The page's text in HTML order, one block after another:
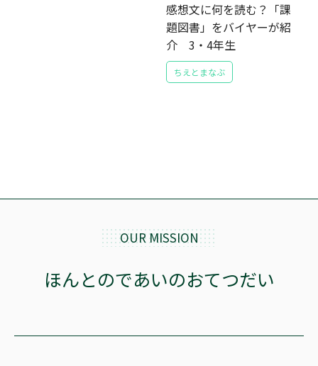
感想文に何を読む？「課
題図書」をバイヤーが紹
介 3・4年生
ちえとまなぶ
OUR MISSION
ほんとのであいのおてつだい